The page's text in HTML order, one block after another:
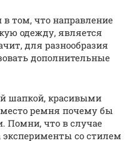
том, что направление
одежду, является
для разнообразия
дополнительные
шапкой, красивыми
ремня почему бы
Помни, что в случае
эксперименты со стилем